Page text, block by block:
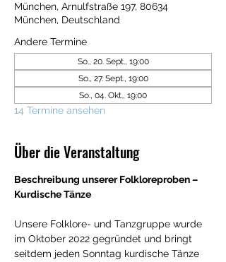
München, Arnulfstraße 197, 80634
München, Deutschland
Andere Termine
So., 20. Sept., 19:00
So., 27. Sept., 19:00
So., 04. Okt., 19:00
14 Termine ansehen
Über die Veranstaltung
Beschreibung unserer Folkloreproben –
Kurdische Tänze
Unsere Folklore- und Tanzgruppe wurde
im Oktober 2022 gegründet und bringt
seitdem jeden Sonntag kurdische Tänze